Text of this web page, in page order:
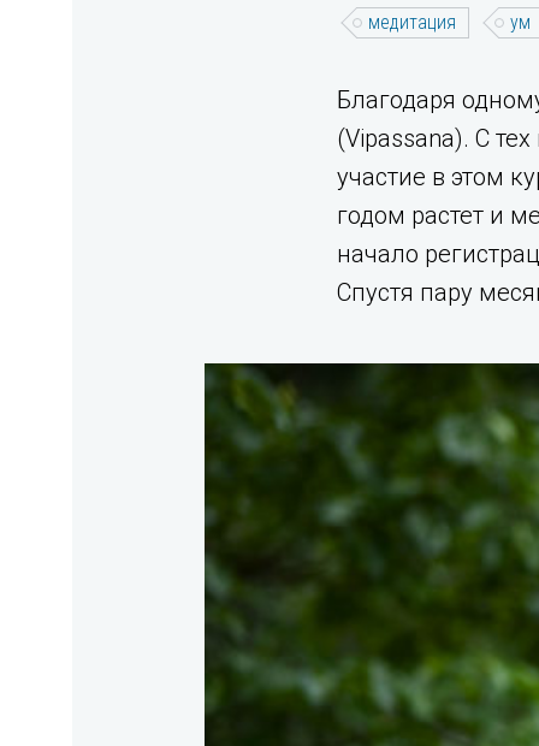
медитация ум
Благодаря
(Vipassana). С
участие в этом
годом растет и
начало
Спустя пару